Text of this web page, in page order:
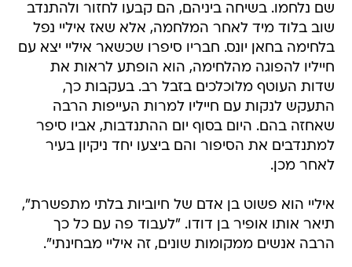
שם נלחמו. בשיחה ביניהם, הם קבעו לחזור ולהתנדב
שוב בלוד מיד לאחר המלחמה, אלא שאז איליי נפל
בלחימה בחאן יונס. חבריו סיפרו שכשאר איליי יצא עם
חייליו להפוגה מהלחימה, הוא הופתע לראות את
שדות העוטף מלוכלכים בזבל רב. בעקבות כך,
התעקש לנקות עם חייליו למרות העייפות הרבה
שאחזה בהם. היום בסוף יום ההתנדבות, אביו סיפר
למתנדבים את הסיפור והם ביצעו יחד ניקיון בעיר
לאחר מכן.
איליי הוא פשוט בן אדם של חיוביות בלתי מתפשרת",
תיאר אותו אופיר בן דודו. "לעבוד פה עם כל כך
הרבה אנשים ממקומות שונים, זה איליי מבחינתי".